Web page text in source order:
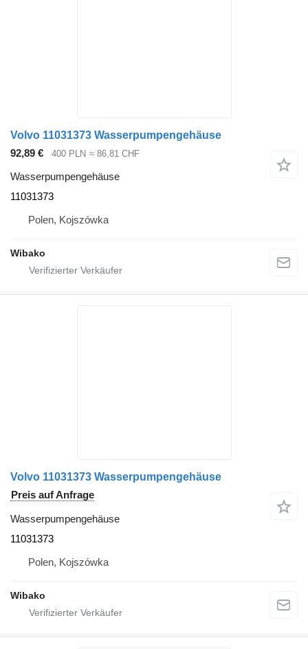
Volvo 11031373 Wasserpumpengehäuse
92,89 €
400 PLN ≈ 86,81 CHF
Wasserpumpengehäuse
11031373
Polen, Kojszówka
Wibako
Volvo 11031373 Wasserpumpengehäuse
Preis auf Anfrage
Wasserpumpengehäuse
11031373
Polen, Kojszówka
Wibako